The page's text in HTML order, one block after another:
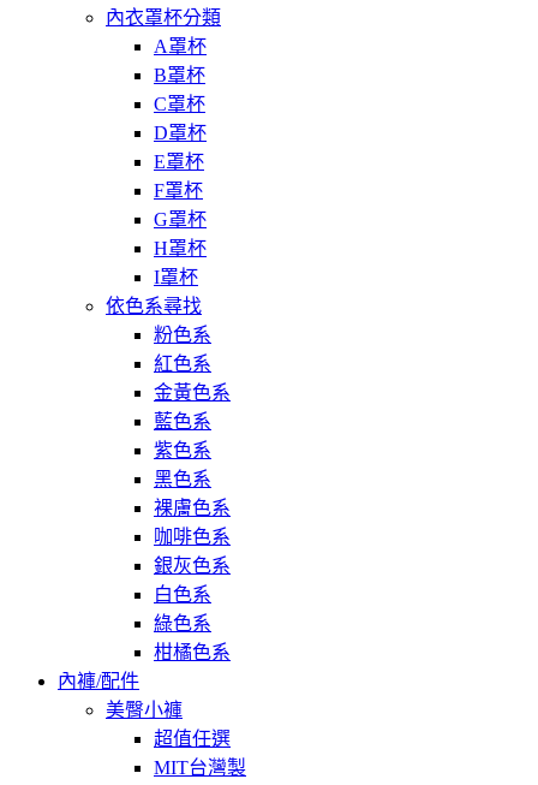
內衣罩杯分類
A罩杯
B罩杯
C罩杯
D罩杯
E罩杯
F罩杯
G罩杯
H罩杯
I罩杯
依色系尋找
粉色系
紅色系
金黃色系
藍色系
紫色系
黑色系
裸膚色系
咖啡色系
銀灰色系
白色系
綠色系
柑橘色系
內褲/配件
美臀小褲
超值任選
MIT台灣製